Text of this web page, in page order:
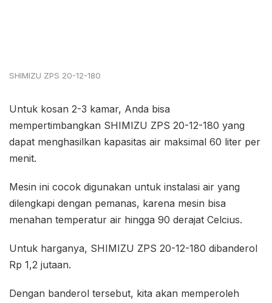
SHIMIZU ZPS 20-12-180
Untuk kosan 2-3 kamar, Anda bisa
mempertimbangkan SHIMIZU ZPS 20-12-180 yang
dapat menghasilkan kapasitas air maksimal 60 liter per
menit.
Mesin ini cocok digunakan untuk instalasi air yang
dilengkapi dengan pemanas, karena mesin bisa
menahan temperatur air hingga 90 derajat Celcius.
Untuk harganya, SHIMIZU ZPS 20-12-180 dibanderol
Rp 1,2 jutaan.
Dengan banderol tersebut, kita akan memperoleh